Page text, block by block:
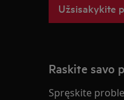
Užsisakykite
Raskite savo
Spręskite